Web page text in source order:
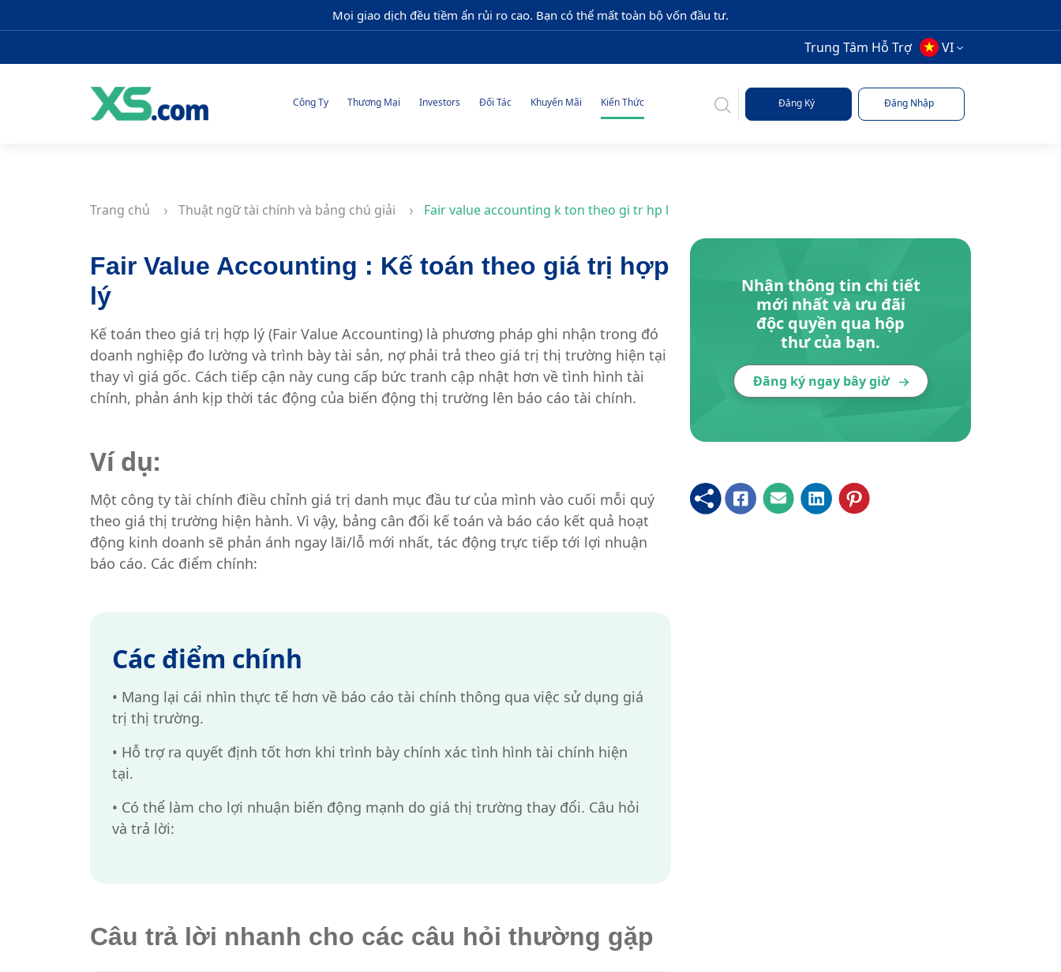
Mọi giao dịch đều tiềm ẩn rủi ro cao. Bạn có thể mất toàn bộ vốn đầu tư.
Trung Tâm Hỗ Trợ VI
Công Ty Thương Mại Investors Đối Tác Khuyến Mãi Kiến Thức Đăng Ký Đăng Nhập
Trang chủ Thuật ngữ tài chính và bảng chú giải Fair value accounting k ton theo gi tr hp l
Fair Value Accounting : Kế toán theo giá trị hợp
lý
Kế toán theo giá trị hợp lý (Fair Value Accounting) là phương pháp ghi nhận trong đó
doanh nghiệp đo lường và trình bày tài sản, nợ phải trả theo giá trị thị trường hiện tại
thay vì giá gốc. Cách tiếp cận này cung cấp bức tranh cập nhật hơn về tình hình tài
chính, phản ánh kịp thời tác động của biến động thị trường lên báo cáo tài chính.
Ví dụ:
Một công ty tài chính điều chỉnh giá trị danh mục đầu tư của mình vào cuối mỗi quý
theo giá thị trường hiện hành. Vì vậy, bảng cân đối kế toán và báo cáo kết quả hoạt
động kinh doanh sẽ phản ánh ngay lãi/lỗ mới nhất, tác động trực tiếp tới lợi nhuận
báo cáo. Các điểm chính:
Các điểm chính
• Mang lại cái nhìn thực tế hơn về báo cáo tài chính thông qua việc sử dụng giá
trị thị trường.
• Hỗ trợ ra quyết định tốt hơn khi trình bày chính xác tình hình tài chính hiện
tại.
• Có thể làm cho lợi nhuận biến động mạnh do giá thị trường thay đổi. Câu hỏi
và trả lời:
Câu trả lời nhanh cho các câu hỏi thường gặp
Nhận thông tin chi tiết
mới nhất và ưu đãi
độc quyền qua hộp
thư của bạn.
Đăng ký ngay bây giờ